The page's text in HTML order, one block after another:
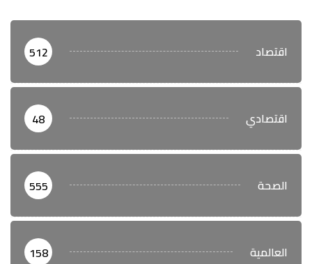
اقتصاد 512
اقتصادي 48
الصحة 555
العالمية 158